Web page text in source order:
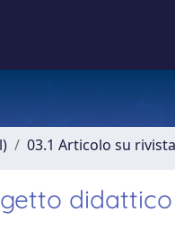
03.1 Articolo su